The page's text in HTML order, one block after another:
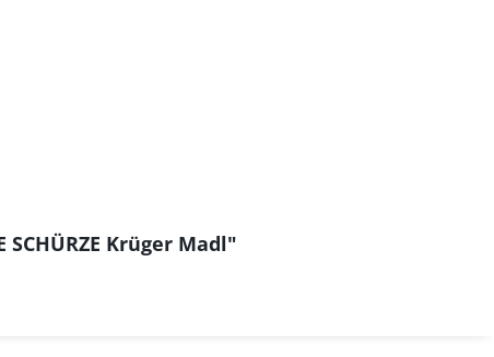
Krüger Madl"